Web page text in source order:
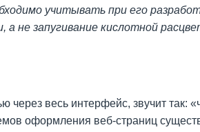
учитывать при его
а не запугивание кислотной
весь интерфейс, звучит так:
оформления веб-страниц